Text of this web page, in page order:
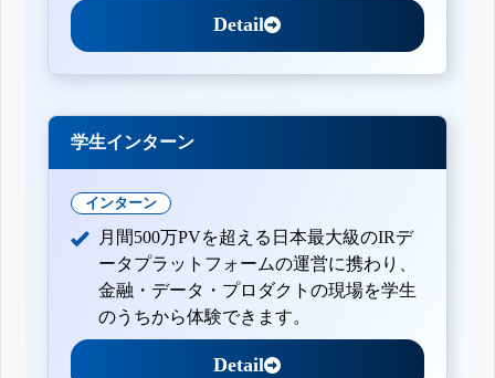
Detail
学生インターン
インターン
月間500万PVを超える日本最大級のIRデ
ータプラットフォームの運営に携わり、
金融・データ・プロダクトの現場を学生
のうちから体験できます。
Detail